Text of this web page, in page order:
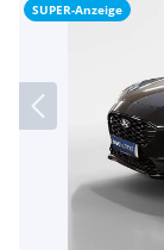
SUPER-Anzeige